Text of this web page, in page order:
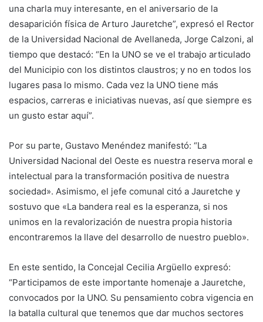
una charla muy interesante, en el aniversario de la
desaparición física de Arturo Jauretche”, expresó el Rector
de la Universidad Nacional de Avellaneda, Jorge Calzoni, al
tiempo que destacó: “En la UNO se ve el trabajo articulado
del Municipio con los distintos claustros; y no en todos los
lugares pasa lo mismo. Cada vez la UNO tiene más
espacios, carreras e iniciativas nuevas, así que siempre es
un gusto estar aquí”.
Por su parte, Gustavo Menéndez manifestó: “La
Universidad Nacional del Oeste es nuestra reserva moral e
intelectual para la transformación positiva de nuestra
sociedad». Asimismo, el jefe comunal citó a Jauretche y
sostuvo que «La bandera real es la esperanza, si nos
unimos en la revalorización de nuestra propia historia
encontraremos la llave del desarrollo de nuestro pueblo».
En este sentido, la Concejal Cecilia Argüello expresó:
“Participamos de este importante homenaje a Jauretche,
convocados por la UNO. Su pensamiento cobra vigencia en
la batalla cultural que tenemos que dar muchos sectores